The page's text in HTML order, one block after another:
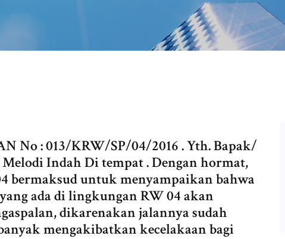
No : 013/KRW/SP/04/2016 . Yth. Bapak/
Indah Di tempat . Dengan hormat,
bermaksud untuk menyampaikan bahwa
ada di lingkungan RW 04 akan
dikarenakan jalannya sudah
mengakibatkan kecelakaan bagi